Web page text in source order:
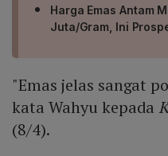
Harga Emas Antam
Juta/Gram, Ini
"Emas jelas sangat
kata Wahyu kepada
(8/4).